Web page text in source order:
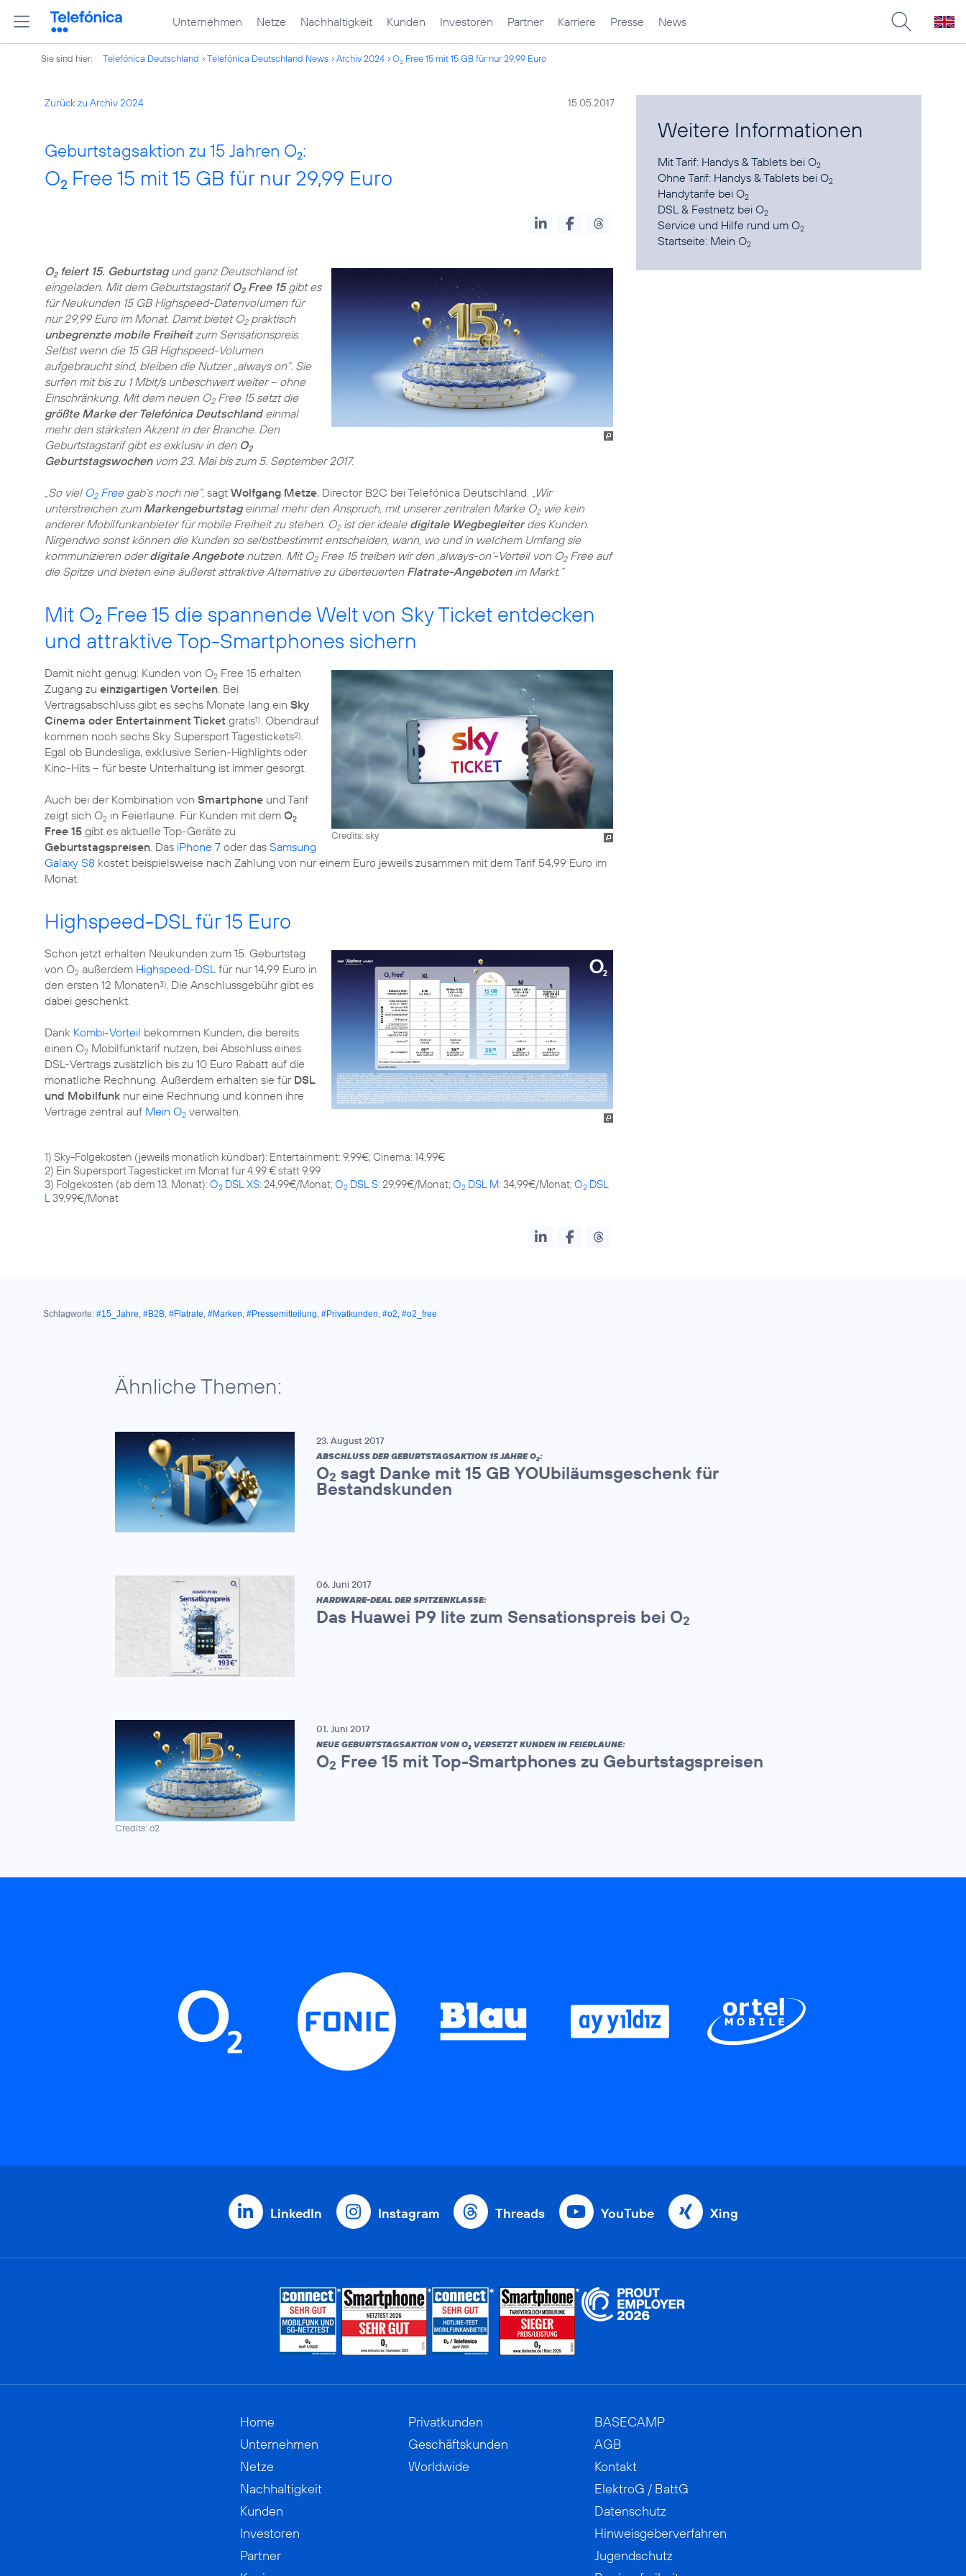
Unternehmen Netze Nachhaltigkeit Kunden Investoren Partner Karriere Presse News
Sie sind hier: Telefónica Deutschland Telefónica Deutschland News Archiv 2024 O2 Free 15 mit 15 GB für nur 29,99 Euro
Zurück zu Archiv 2024 15.05.2017
Geburtstagsaktion zu 15 Jahren O2:
O2 Free 15 mit 15 GB für nur 29,99 Euro
O2feiert 15. Geburtstagund ganz Deutschland ist
eingeladen. Mit dem Geburtstagstarif O2Free 15gibt es
für Neukunden 15 GB Highspeed-Datenvolumen für
nur 29,99 Euro im Monat. Damit bietet O2praktisch
unbegrenzte mobile Freiheitzum Sensationspreis.
Selbst wenn die 15 GB Highspeed-Volumen
aufgebraucht sind, bleiben die Nutzer „always on“. Sie
surfen mit bis zu 1 Mbit/s unbeschwert weiter – ohne
Einschränkung. Mit dem neuen O2Free 15 setzt die
größte Marke der Telefónica Deutschlandeinmal
mehr den stärksten Akzent in der Branche. Den
Geburtstagstarif gibt es exklusiv in den O2
Geburtstagswochenvom 23. Mai bis zum 5. September 2017.
„So viel O2Freegab’s noch nie“, sagt Wolfgang Metze, Director B2C bei Telefónica Deutschland. „Wir
unterstreichen zum Markengeburtstageinmal mehr den Anspruch, mit unserer zentralen Marke O2wie kein
anderer Mobilfunkanbieter für mobile Freiheit zu stehen. O2ist der ideale digitale Wegbegleiterdes Kunden.
Nirgendwo sonst können die Kunden so selbstbestimmt entscheiden, wann, wo und in welchem Umfang sie
kommunizieren oderdigitale Angebotenutzen. Mit O2Free 15 treiben wir den ‚always-on‘-Vorteil von O2Free auf
die Spitze und bieten eine äußerst attraktive Alternative zu überteuerten Flatrate-Angebotenim Markt.“
Mit O2 Free 15 die spannende Welt von Sky Ticket entdecken
und attraktive Top-Smartphones sichern
Credits: sky
Damit nicht genug: Kunden von O2 Free 15 erhalten
Zugang zu einzigartigen Vorteilen. Bei
Vertragsabschluss gibt es sechs Monate lang ein Sky
Cinema oder Entertainment Ticket gratis1). Obendrauf
kommen noch sechs Sky Supersport Tagestickets2).
Egal ob Bundesliga, exklusive Serien-Highlights oder
Kino-Hits – für beste Unterhaltung ist immer gesorgt.
Auch bei der Kombination von Smartphone und Tarif
zeigt sich O2 in Feierlaune. Für Kunden mit dem O2
Free 15 gibt es aktuelle Top-Geräte zu
Geburtstagspreisen. Das iPhone 7 oder das Samsung
Galaxy S8 kostet beispielsweise nach Zahlung von nur einem Euro jeweils zusammen mit dem Tarif 54,99 Euro im
Monat.
Highspeed-DSL für 15 Euro
Schon jetzt erhalten Neukunden zum 15. Geburtstag
von O2 außerdem Highspeed-DSLfür nur 14,99 Euro in
den ersten 12 Monaten3). Die Anschlussgebühr gibt es
dabei geschenkt.
Dank Kombi-Vorteil bekommen Kunden, die bereits
einen O2 Mobilfunktarif nutzen, bei Abschluss eines
DSL-Vertrags zusätzlich bis zu 10 Euro Rabatt auf die
monatliche Rechnung. Außerdem erhalten sie für DSL
und Mobilfunk nur eine Rechnung und können ihre
Verträge zentral auf Mein O2 verwalten.
1) Sky-Folgekosten (jeweils monatlich kündbar): Entertainment: 9,99€; Cinema: 14,99€
2) Ein Supersport Tagesticket im Monat für 4,99 € statt 9,99
3) Folgekosten (ab dem 13. Monat): O2 DSL XS: 24,99€/Monat; O2 DSL S: 29,99€/Monat; O2 DSL M: 34,99€/Monat; O2 DSL
L39,99€/Monat
Weitere Informationen
Mit Tarif: Handys & Tablets bei O2
Ohne Tarif: Handys & Tablets bei O2
Handytarife bei O2
DSL & Festnetz bei O2
Service und Hilfe rund um O2
Startseite: Mein O2
Schlagworte: #15_Jahre, #B2B, #Flatrate, #Marken, #Pressemitteilung, #Privatkunden, #o2, #o2_free
Ähnliche Themen:
23. August 2017
ABSCHLUSS DER GEBURTSTAGSAKTION 15 JAHRE O2:
O2 sagt Danke mit 15 GB YOUbiläumsgeschenk für
Bestandskunden
06. Juni 2017
HARDWARE-DEAL DER SPITZENKLASSE:
Das Huawei P9 lite zum Sensationspreis bei O2
Credits: o2
01. Juni 2017
NEUE GEBURTSTAGSAKTION VON O2 VERSETZT KUNDEN IN FEIERLAUNE:
O2 Free 15 mit Top-Smartphones zu Geburtstagspreisen
LinkedIn Instagram Threads YouTube Xing
Home
Unternehmen
Netze
Nachhaltigkeit
Kunden
Investoren
Partner
Privatkunden
Geschäftskunden
Worldwide
BASECAMP
AGB
Kontakt
ElektroG / BattG
Datenschutz
Hinweisgeberverfahren
Jugendschutz